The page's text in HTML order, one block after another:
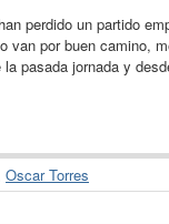
perdido un partido
van por buen camino,
pasada jornada y
Oscar Torres